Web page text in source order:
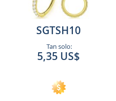
SGTSH10
Tan solo:
5,35 US$